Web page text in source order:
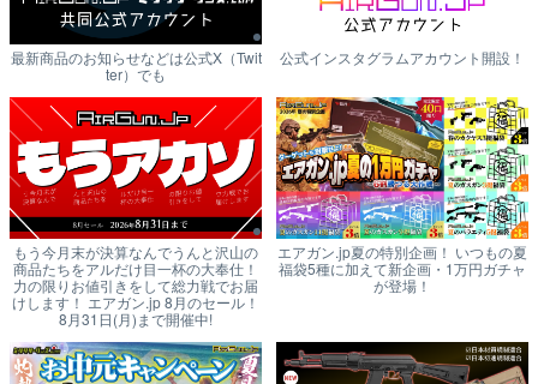
最新商品のお知らせなどは公式X（Twit
ter）でも
公式インスタグラムアカウント開設！
もう今月末が決算なんでうんと沢山の
商品たちをアルだけ目一杯の大奉仕！
力の限りお値引きをして総力戦でお届
けします！ エアガン.jp 8月のセール！
8月31日(月)まで開催中!
エアガン.jp夏の特別企画！ いつもの夏
福袋5種に加えて新企画・1万円ガチャ
が登場！